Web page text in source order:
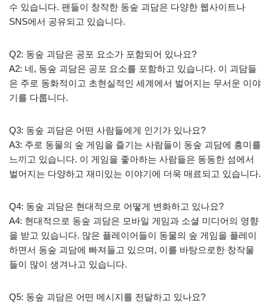
수 있습니다. 팬들이 창작한 동숲 괴담은 다양한 웹사이트나
SNS에서 공유되고 있습니다.
Q2: 동숲 괴담은 공포 요소가 포함되어 있나요?
A2: 네, 동숲 괴담은 공포 요소를 포함하고 있습니다. 이 괴담들
은 주로 동화적이고 초현실적인 세계에서 벌어지는 무서운 이야
기를 다룹니다.
Q3: 동숲 괴담은 어떤 사람들에게 인기가 있나요?
A3: 주로 동물의 숲 게임을 즐기는 사람들이 동숲 괴담에 흥미를
느끼고 있습니다. 이 게임을 좋아하는 사람들은 동동한 섬에서
벌어지는 다양하고 재미있는 이야기에 더욱 매료되고 있습니다.
Q4: 동숲 괴담은 현대적으로 어떻게 변화하고 있나요?
A4: 현대적으로 동숲 괴담은 모바일 게임과 소셜 미디어의 영향
을 받고 있습니다. 많은 플레이어들이 동물의 숲 게임을 플레이
하면서 동숲 괴담에 빠져들고 있으며, 이를 바탕으로한 창작물
들이 많이 생겨나고 있습니다.
Q5: 동숲 괴담은 어떤 메시지를 전달하고 있나요?